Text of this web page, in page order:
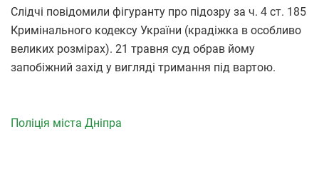
Слідчі повідомили фігуранту про підозру за ч. 4 ст. 185
Кримінального кодексу України (крадіжка в особливо
великих розмірах). 21 травня суд обрав йому
запобіжний захід у вигляді тримання під вартою.
Поліція міста Дніпра